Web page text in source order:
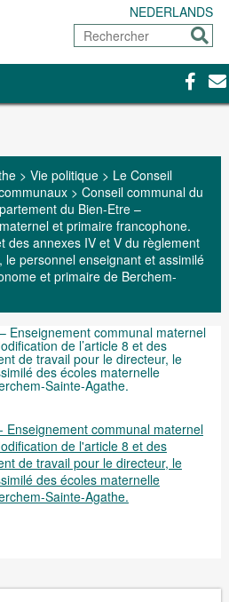
NEDERLANDS
Rechercher
> Vie politique> Le Conseil
> Conseil communal du
du Bien-Etre –
et primaire francophone.
des annexes IV et V du règlement
personnel enseignant et assimilé
et primaire de Berchem-
Enseignement communal maternel
de l’article 8 et des
de travail pour le directeur, le
des écoles maternelle
Sainte­-Agathe.
Enseignement communal maternel
de l'article 8 et des
de travail pour le directeur, le
des écoles maternelle
Sainte­-Agathe.